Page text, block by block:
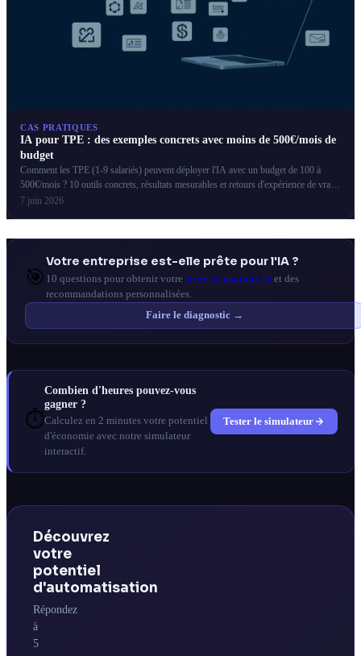
CAS PRATIQUES
IA pour TPE : des exemples concrets avec moins de 500€/mois de
budget
Comment les TPE (1-9 salariés) peuvent déployer l'IA avec un budget de 100 à
500€/mois ? 10 outils concrets, résultats mesurables et retours d'expérience de vrais
artisans et commerçants.
7 juin 2026
🎯
Votre entreprise est-elle prête pour l'IA ?
10 questions pour obtenir votre score de maturité IAet des
recommandations personnalisées.
Faire le diagnostic →
⏱️
Combien d'heures pouvez-vous
gagner ?
Calculez en 2 minutes votre potentiel
d'économie avec notre simulateur
interactif.
Tester le simulateur
Découvrez
votre
potentiel
d'automatisation
Répondez
à
5